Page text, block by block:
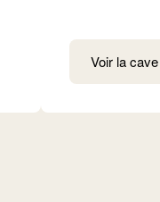
Voir la cave